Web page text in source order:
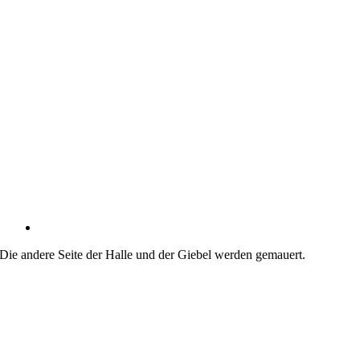
Die andere Seite der Halle und der Giebel werden gemauert.